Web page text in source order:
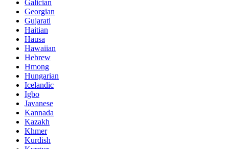
Galician
Georgian
Gujarati
Haitian
Hausa
Hawaiian
Hebrew
Hmong
Hungarian
Icelandic
Igbo
Javanese
Kannada
Kazakh
Khmer
Kurdish